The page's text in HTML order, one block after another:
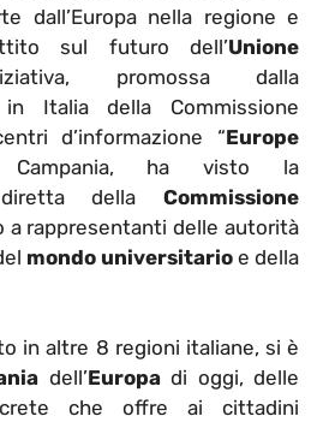
dall’Europa nella regione e
sul futuro dell’Unione
promossa dalla
in Italia della Commissione
d’informazione “Europe
ha visto la
diretta della Commissione
a rappresentanti delle autorità
mondo universitario e della
in altre 8 regioni italiane, si è
dell’Europadi oggi, delle
che offre ai cittadini